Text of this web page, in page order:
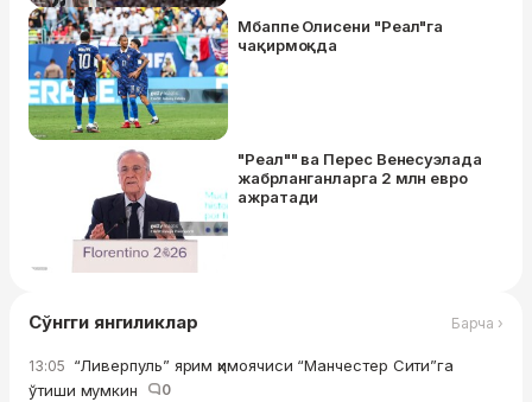
Мбаппе Олисени "Реал"га
чақирмоқда
"Реал"" ва Перес Венесуэлада
жабрланганларга 2 млн евро
ажратади
Сўнгги янгиликлар Барча ›
13:05 “Ливерпуль” ярим ҳимоячиси “Манчестер Сити”га
ўтиши мумкин
0